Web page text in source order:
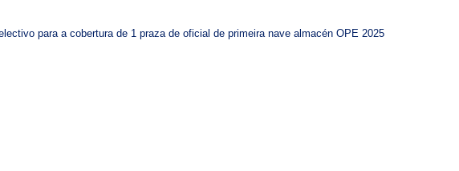
para a cobertura de 1 praza de oficial de primeira nave almacén OPE 2025